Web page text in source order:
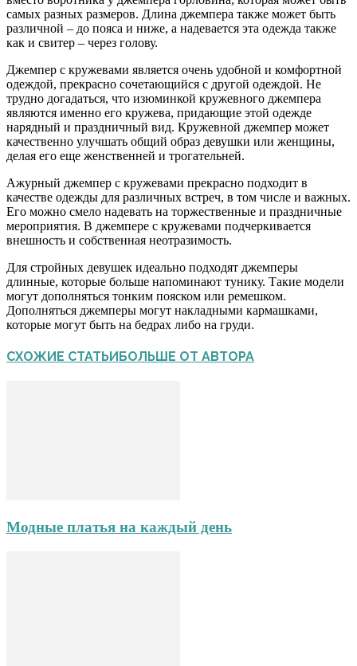
самых разных размеров. Длина джемпера также может быть
различной – до пояса и ниже, а надевается эта одежда также
как и свитер – через голову.
Джемпер с кружевами является очень удобной и комфортной
одеждой, прекрасно сочетающийся с другой одеждой. Не
трудно догадаться, что изюминкой кружевного джемпера
являются именно его кружева, придающие этой одежде
нарядный и праздничный вид. Кружевной джемпер может
качественно улучшать общий образ девушки или женщины,
делая его еще женственней и трогательней.
Ажурный джемпер с кружевами прекрасно подходит в
качестве одежды для различных встреч, в том числе и важных.
Его можно смело надевать на торжественные и праздничные
мероприятия. В джемпере с кружевами подчеркивается
внешность и собственная неотразимость.
Для стройных девушек идеально подходят джемперы
длинные, которые больше напоминают тунику. Такие модели
могут дополняться тонким пояском или ремешком.
Дополняться джемперы могут накладными кармашками,
которые могут быть на бедрах либо на груди.
СХОЖИЕ СТАТЬИБОЛЬШЕ ОТ АВТОРА
Модные платья на каждый день